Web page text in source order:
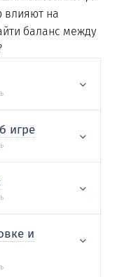
влияют на
баланс между
игре
и